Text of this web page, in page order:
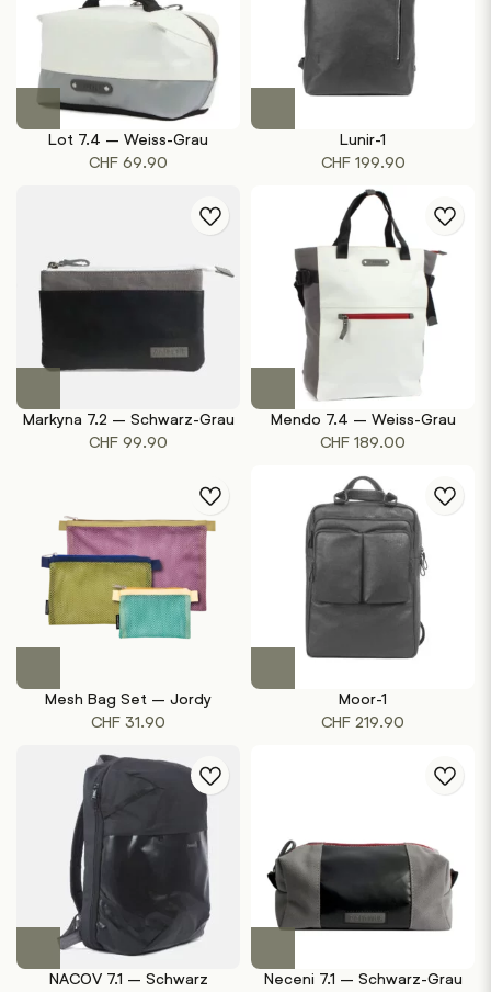
Lot 7.4 – Weiss-Grau
CHF 69.90
Lunir-1
CHF199.90
Markyna 7.2 – Schwarz-Grau
CHF 99.90
Mendo 7.4 – Weiss-Grau
CHF 189.00
Mesh Bag Set – Jordy
CHF 31.90
Moor-1
CHF 219.90
NACOV 7.1 – Schwarz
Neceni 7.1 – Schwarz-Grau